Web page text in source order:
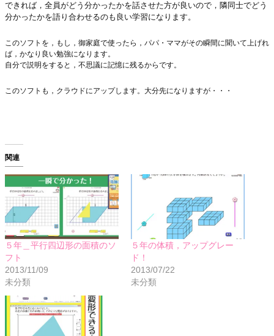
できれば，全員がどう分かったかを話させた方が良いので，隣同士でどう
分かったかを語り合わせるのも良い学習になります。
このソフトを，もし，御家庭で使ったら，パパ・ママがその瞬間に聞いて上げれ
ば，かなり良い勉強になります。
自分で説明をすると，不思議に記憶に残るからです。
このソフトも，クラウドにアップします。大分先になりますが・・・
関連
５年＿平行四辺形の面積のソ
フト
2013/11/09
未分類
５年の体積，アップグレー
ド！
2013/07/22
未分類